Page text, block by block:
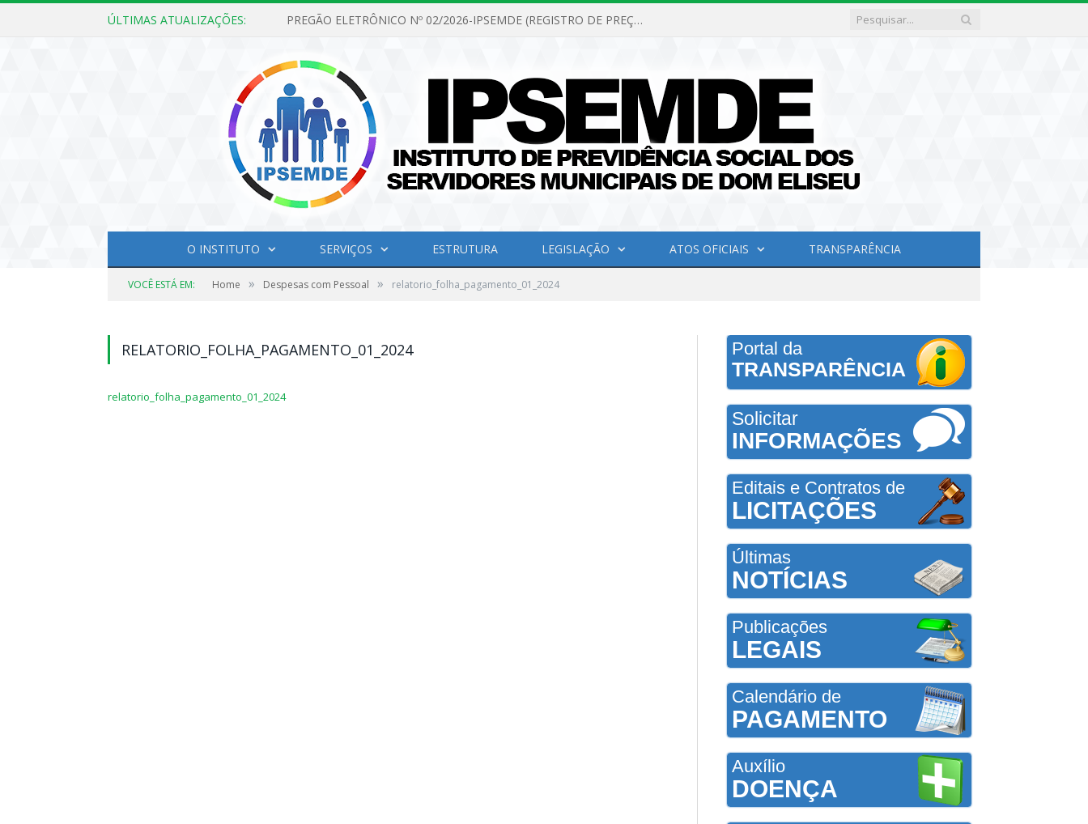
ÚLTIMAS ATUALIZAÇÕES: PREGÃO ELETRÔNICO Nº 02/2026-IPSEMDE (REGISTRO DE PREÇOS PARA FUTURA E EVENTUAL AQUISIÇÃO DE MATERIAL DE LIMPEZA E GÊNEROS ALIMENTÍCIOS PARA ATENDER AS NECESSIDADES DO INSTITUTO DE PREVIDÊNCIA SOCIAL DOS SERVIDORES MUNICIPAIS DE DOM ELISEU.)
O INSTITUTO SERVIÇOS ESTRUTURA LEGISLAÇÃO ATOS OFICIAIS TRANSPARÊNCIA
VOCÊ ESTÁ EM: Home » Despesas com Pessoal » relatorio_folha_pagamento_01_2024
RELATORIO_FOLHA_PAGAMENTO_01_2024
relatorio_folha_pagamento_01_2024
Portal da
TRANSPARÊNCIA
Solicitar
INFORMAÇÕES
Editais e Contratos de
LICITAÇÕES
Últimas
NOTÍCIAS
Publicações
LEGAIS
Calendário de
PAGAMENTO
Auxílio
DOENÇA